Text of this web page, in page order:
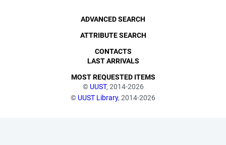
© UUST, 2014-2026
© UUST Library, 2014-2026
ADVANCED SEARCH
ATTRIBUTE SEARCH
CONTACTS
LAST ARRIVALS
MOST REQUESTED ITEMS